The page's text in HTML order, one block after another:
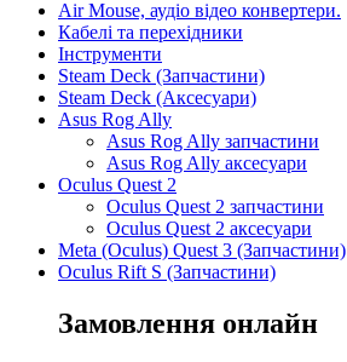
Air Mouse, аудіо відео конвертери.
Кабелі та перехідники
Інструменти
Steam Deck (Запчастини)
Steam Deck (Аксесуари)
Asus Rog Ally
Asus Rog Ally запчастини
Asus Rog Ally аксесуари
Oculus Quest 2
Oculus Quest 2 запчастини
Oculus Quest 2 аксесуари
Meta (Oculus) Quest 3 (Запчастини)
Oculus Rift S (Запчастини)
Замовлення онлайн